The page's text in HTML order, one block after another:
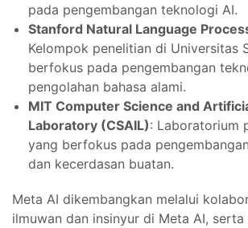
pada pengembangan teknologi AI.
Stanford Natural Language
Kelompok penelitian di Universitas
berfokus pada pengembangan
pengolahan bahasa alami.
MIT Computer Science and
Laboratory (CSAIL): Laboratorium
yang berfokus pada
dan kecerdasan buatan.
Meta AI dikembangkan melalui
ilmuwan dan insinyur di Meta AI, serta